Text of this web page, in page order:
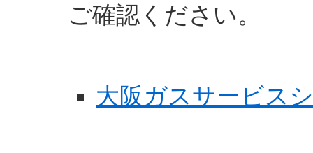
ご確認ください。
大阪ガスサービス